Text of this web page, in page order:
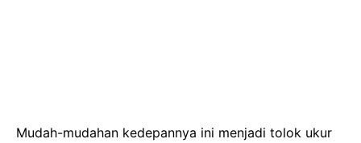
Mudah-mudahan kedepannya ini menjadi tolok ukur